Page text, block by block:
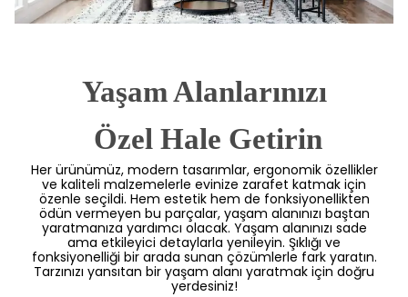
Yaşam Alanlarınızı
Özel Hale Getirin
Her ürünümüz, modern tasarımlar, ergonomik özellikler
ve kaliteli malzemelerle evinize zarafet katmak için
özenle seçildi. Hem estetik hem de fonksiyonellikten
ödün vermeyen bu parçalar, yaşam alanınızı baştan
yaratmanıza yardımcı olacak. Yaşam alanınızı sade
ama etkileyici detaylarla yenileyin. Şıklığı ve
fonksiyonelliği bir arada sunan çözümlerle fark yaratın.
Tarzınızı yansıtan bir yaşam alanı yaratmak için doğru
yerdesiniz!